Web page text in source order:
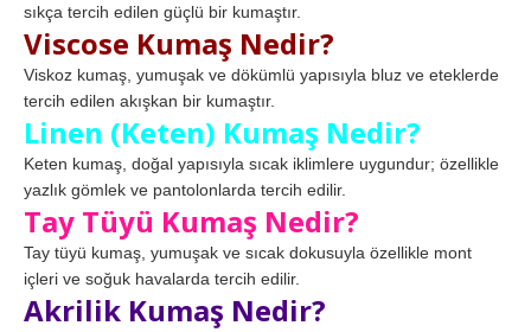
sıkça tercih edilen güçlü bir kumaştır.
Viscose Kumaş Nedir?
Viskoz kumaş, yumuşak ve dökümlü yapısıyla bluz ve eteklerde
tercih edilen akışkan bir kumaştır.
Linen (Keten) Kumaş Nedir?
Keten kumaş, doğal yapısıyla sıcak iklimlere uygundur; özellikle
yazlık gömlek ve pantolonlarda tercih edilir.
Tay Tüyü Kumaş Nedir?
Tay tüyü kumaş, yumuşak ve sıcak dokusuyla özellikle mont
içleri ve soğuk havalarda tercih edilir.
Akrilik Kumaş Nedir?